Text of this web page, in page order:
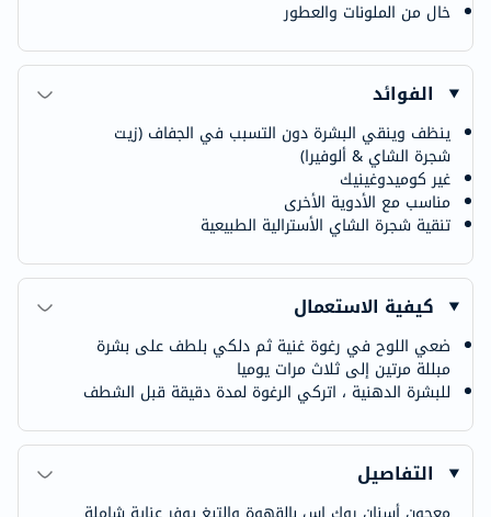
خال من الملونات والعطور
الفوائد
ينظف وينقي البشرة دون التسبب في الجفاف (زيت
شجرة الشاي & ألوفيرا)
غير كوميدوغينيك
مناسب مع الأدوية الأخرى
تنقية شجرة الشاي الأسترالية الطبيعية
كيفية الاستعمال
ضعي اللوح في رغوة غنية ثم دلكي بلطف على بشرة
مبللة مرتين إلى ثلاث مرات يوميا
للبشرة الدهنية ، اتركي الرغوة لمدة دقيقة قبل الشطف
التفاصيل